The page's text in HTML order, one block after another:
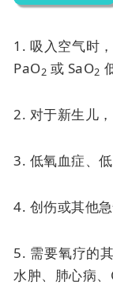
1. 吸入空气时
PaO2 或 SaO2
2. 对于新生儿
3. 低氧血症、
4. 创伤或其他
5. 需要氧疗的
水肿、肺心病、